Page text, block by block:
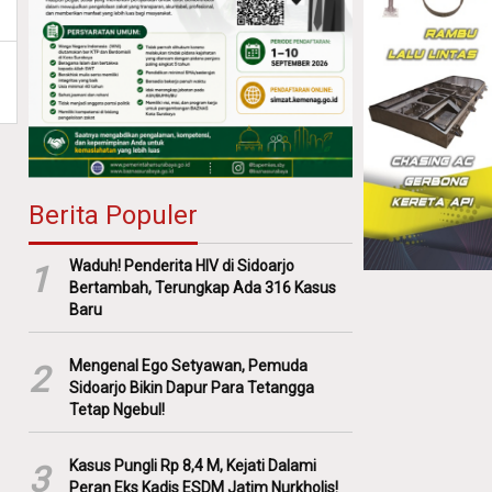
Berita Populer
1
Waduh! Penderita HIV di Sidoarjo
Bertambah, Terungkap Ada 316 Kasus
Baru
2
Mengenal Ego Setyawan, Pemuda
Sidoarjo Bikin Dapur Para Tetangga
Tetap Ngebul!
3
Kasus Pungli Rp 8,4 M, Kejati Dalami
Peran Eks Kadis ESDM Jatim Nurkholis!